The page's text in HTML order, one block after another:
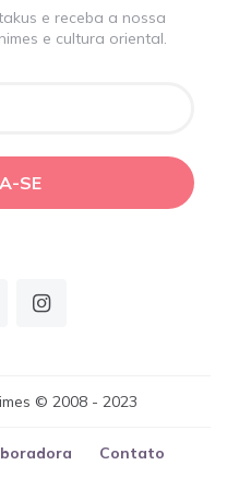
e receba a nossa
e cultura oriental.
© 2008 - 2023
Contato